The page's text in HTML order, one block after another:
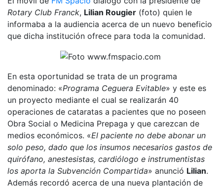
Rotary Club Franck, Lilian Rougier (foto) quien le
informaba a la audiencia acerca de un nuevo beneficio
que dicha institución ofrece para toda la comunidad.
En esta oportunidad se trata de un programa
denominado: «Programa Ceguera Evitable» y este es
un proyecto mediante el cual se realizarán 40
operaciones de cataratas a pacientes que no poseen
Obra Social o Medicina Prepaga y que carezcan de
medios económicos. «El paciente no debe abonar un
solo peso, dado que los insumos necesarios gastos de
quirófano, anestesistas, cardiólogo e instrumentistas
los aporta la Subvención Compartida» anunció Lilian.
Además recordó acerca de una nueva plantación de